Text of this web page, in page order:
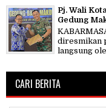
Pj. Wali
Gedung
diresmikan
langsung
CARI BERITA